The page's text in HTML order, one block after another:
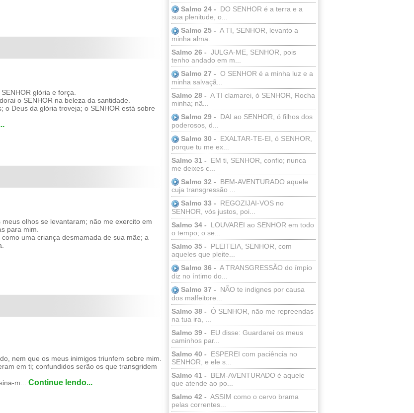
Salmo 24 -
DO SENHOR é a terra e a
sua plenitude, o...
Salmo 25 - A TI, SENHOR, levanto a
minha alma.
Salmo 26 - JULGA-ME, SENHOR, pois
tenho andado em m...
Salmo 27 - O SENHOR é a minha luz e a
minha salvaçã...
Salmo 28 - A TI clamarei, ó SENHOR, Rocha
minha; nã...
Salmo 29 -
DAI ao SENHOR, ó filhos dos
poderosos, d...
Salmo 30 -
EXALTAR-TE-EI, ó SENHOR,
porque tu me ex...
Salmo 31 -
EM ti, SENHOR, confio; nunca
me deixes c...
Salmo 32 -
BEM-AVENTURADO aquele
cuja transgressão ...
Salmo 33 -
REGOZIJAI-VOS no
SENHOR, vós justos, poi...
Salmo 34 -
LOUVAREI ao SENHOR em todo
o tempo; o se...
Salmo 35 -
PLEITEIA, SENHOR, com
aqueles que pleite...
Salmo 36 - A TRANSGRESSÃO do ímpio
diz no íntimo do...
Salmo 37 -
NÃO te indignes por causa
dos malfeitore...
Salmo 38 - Ó SENHOR, não me repreendas
na tua ira, ...
Salmo 39 -
EU disse: Guardarei os meus
caminhos par...
Salmo 40 -
ESPEREI com paciência no
SENHOR, e ele s...
Salmo 41 -
BEM-AVENTURADO é aquele
que atende ao po...
Salmo 42 - ASSIM como o cervo brama
pelas correntes...
glória e força.
o SENHOR na beleza da santidade.
o Deus da glória troveja; o SENHOR está sobre
olhos se levantaram; não me exercito em
para mim.
uma criança desmamada de sua mãe; a
nem que os meus inimigos triunfem sobre mim.
em ti; confundidos serão os que transgridem
m... Continue lendo...